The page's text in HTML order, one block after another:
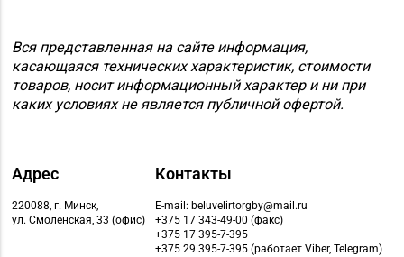
Вся представленная на сайте информация,
касающаяся технических характеристик, стоимости
товаров, носит информационный характер и ни при
каких условиях не является публичной офертой.
Адрес
220088, г. Минск,
ул. Смоленская, 33 (офис)
Контакты
E-mail: beluvelirtorgby@mail.ru
+375 17 343-49-00 (факс)
+375 17 395-7-395
+375 29 395-7-395 (работает Viber, Telegram)